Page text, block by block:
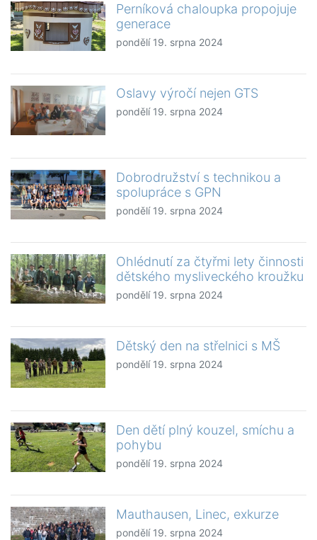
Perníková chaloupka propojuje
generace
pondělí 19. srpna 2024
Oslavy výročí nejen GTS
pondělí 19. srpna 2024
Dobrodružství s technikou a
spolupráce s GPN
pondělí 19. srpna 2024
Ohlédnutí za čtyřmi lety činnosti
dětského mysliveckého kroužku
pondělí 19. srpna 2024
Dětský den na střelnici s MŠ
pondělí 19. srpna 2024
Den dětí plný kouzel, smíchu a
pohybu
pondělí 19. srpna 2024
Mauthausen, Linec, exkurze
pondělí 19. srpna 2024